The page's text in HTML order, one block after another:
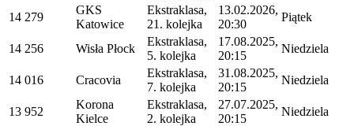
14 279
GKS
Katowice
Ekstraklasa,
21. kolejka
13.02.2026,
20:30
Piątek
14 256 Wisła Płock
Ekstraklasa,
5. kolejka
17.08.2025,
20:15
Niedziela
14 016 Cracovia
Ekstraklasa,
7. kolejka
31.08.2025,
20:15
Niedziela
13 952
Korona
Kielce
Ekstraklasa,
2. kolejka
27.07.2025,
20:15
Niedziela